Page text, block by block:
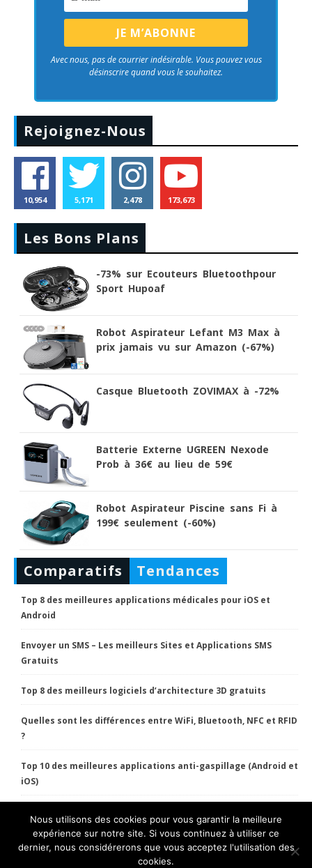
Avec nous, pas de courrier indésirable. Vous pouvez vous
désinscrire quand vous le souhaitez.
Rejoignez-Nous
10,954 5,171 2,478 173,673
Les Bons Plans
-73% sur Ecouteurs Bluetoothpour
Sport Hupoaf
Robot Aspirateur Lefant M3 Max à
prix jamais vu sur Amazon (-67%)
Casque Bluetooth ZOVIMAX à -72%
Batterie Externe UGREEN Nexode
Prob à 36€ au lieu de 59€
Robot Aspirateur Piscine sans Fi à
199€ seulement (-60%)
Comparatifs Tendances
Top 8 des meilleures applications médicales pour iOS et
Android
Envoyer un SMS – Les meilleurs Sites et Applications SMS
Gratuits
Top 8 des meilleurs logiciels d’architecture 3D gratuits
Quelles sont les différences entre WiFi, Bluetooth, NFC et RFID
?
Top 10 des meilleures applications anti-gaspillage (Android et
iOS)
HT Pratique Copyright 2022 Tous droits réservés.
Conditions générales Privacy Policy
Nous utilisons des cookies pour vous garantir la meilleure
expérience sur notre site. Si vous continuez à utiliser ce
dernier, nous considérerons que vous acceptez l'utilisation des
cookies.